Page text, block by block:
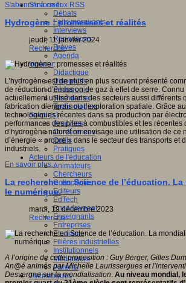
S'informer
Débats
Faits marquants
Interviews
Reportages
Brèves
Agenda
Innover
Didactique
Dispositifs
Pédagogie
Recherche
Technologies
Savoir(s)
Analyses
Conférences
Outils
Pratiques
Acteurs de l'éducation
Animateurs
Chercheurs
Collectivités
Editeurs
EdTech
Encadrement
Enseignants
Entreprises
Etudiants
Filières industrielles
Institutionnels
Médiateurs
Parents
Thématiques
S'abonner à ce flux RSS
Hydrogène : promesses et réalités
jeudi, 11 janvier 2024
Recherche
L’hydrogène est de plus en plus souvent présenté
de réduction d’émission de gaz à effet de serre.
actuellement utilisé dans des secteurs aussi différents
fabrication d’engrais ou l’exploration spatiale. Grâce
technologiques récentes dans sa production par
performances des piles à combustibles et les récentes
d’hydrogène naturel on envisage une utilisation de ce
d’énergie « propre » dans le secteur des transports et
industriels.
En savoir plus...
La recherche en Science de l’éducation.
le numérique.
mardi, 19 décembre 2023
Recherche
A l’origine de cette proposition : Guy Berger, Gilles
An@é animés par Michelle Laurissergues et
Desvergne sur la mondialisation. Au niveau mondial,